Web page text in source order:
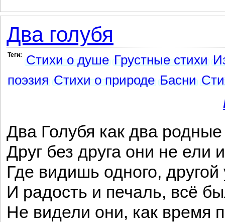
Два голубя
Теги: Стихи о душе Грустные стихи
поэзия Стихи о природе Басни
Два Голубя как два
Друг без друга они не ели
Где видишь одного,
И радость и печаль, всё
Не видели они, как время